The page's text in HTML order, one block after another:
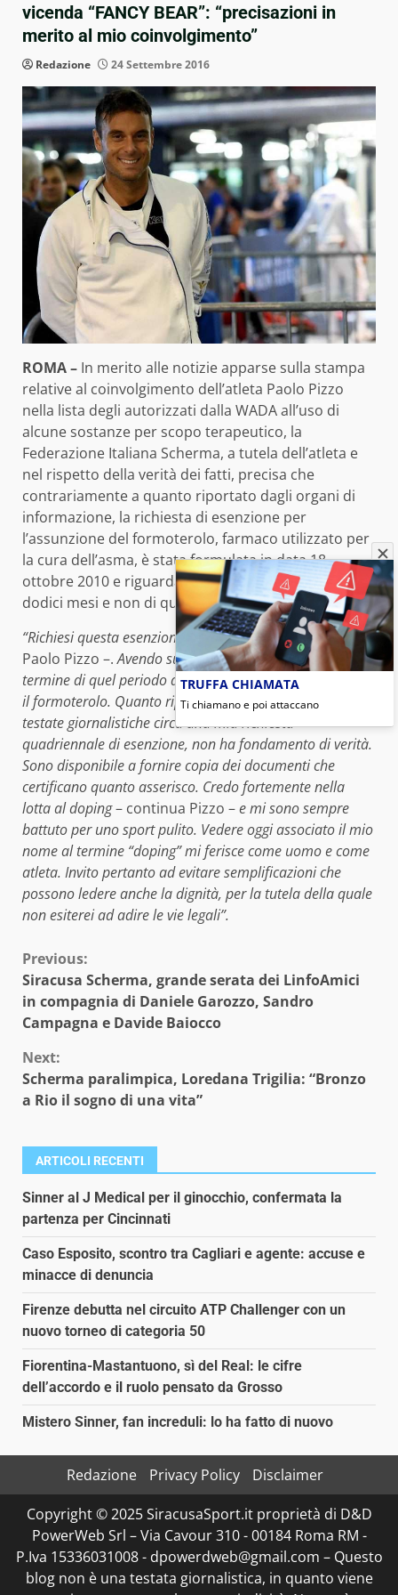
vicenda “FANCY BEAR”: “precisazioni in
merito al mio coinvolgimento”
Redazione 24 Settembre 2016
ROMA – In merito alle notizie apparse sulla stampa
relative al coinvolgimento dell’atleta Paolo Pizzo
nella lista degli autorizzati dalla WADA all’uso di
alcune sostanze per scopo terapeutico, la
Federazione Italiana Scherma, a tutela dell’atleta e
nel rispetto della verità dei fatti, precisa che
contrariamente a quanto riportato dagli organi di
informazione, la richiesta di esenzione per
l’assunzione del formoterolo, farmaco utilizzato per
la cura dell’asma, è stata formulata in data 18
ottobre 2010 e riguardava un periodo di tempo di
dodici mesi e non di quattro anni.
“Richiesi questa esenzione per solo dodici mesi– spiega
Paolo Pizzo –.Avendo superato i problemi d’asma, al
termine di quel periodo d’esenzione, non ho più assunto
il formoterolo. Quanto riportato quindi oggi su alcune
testate giornalistiche circa una mia richiesta
quadriennale di esenzione, non ha fondamento di verità.
Sono disponibile a fornire copia dei documenti che
certificano quanto asserisco. Credo fortemente nella
lotta al doping– continua Pizzo –e mi sono sempre
battuto per uno sport pulito. Vedere oggi associato il mio
nome al termine “doping” mi ferisce come uomo e come
atleta. Invito pertanto ad evitare semplificazioni che
possono ledere anche la dignità, per la tutela della quale
non esiterei ad adire le vie legali”.
Continue
Reading
Previous:
Siracusa Scherma, grande serata dei LinfoAmici
in compagnia di Daniele Garozzo, Sandro
Campagna e Davide Baiocco
Next:
Scherma paralimpica, Loredana Trigilia: “Bronzo
a Rio il sogno di una vita”
ARTICOLI RECENTI
Sinner al J Medical per il ginocchio, confermata la
partenza per Cincinnati
Caso Esposito, scontro tra Cagliari e agente: accuse e
minacce di denuncia
Firenze debutta nel circuito ATP Challenger con un
nuovo torneo di categoria 50
Fiorentina-Mastantuono, sì del Real: le cifre
dell’accordo e il ruolo pensato da Grosso
Mistero Sinner, fan increduli: lo ha fatto di nuovo
Redazione Privacy Policy
Disclaimer
Copyright © 2025 SiracusaSport.it proprietà di D&D
PowerWeb Srl – Via Cavour 310 - 00184 Roma RM -
P.Iva 15336031008 - dpowerdweb@gmail.com – Questo
blog non è una testata giornalistica, in quanto viene
TRUFFA CHIAMATA
Ti chiamano e poi attaccano